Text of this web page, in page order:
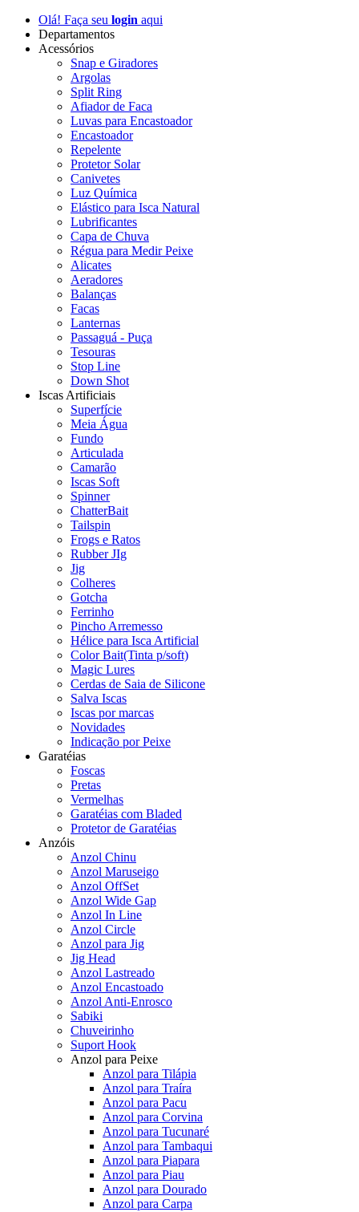
Olá! Faça seu login aqui
Departamentos
Acessórios
Snap e Giradores
Argolas
Split Ring
Afiador de Faca
Luvas para Encastoador
Encastoador
Repelente
Protetor Solar
Canivetes
Luz Química
Elástico para Isca Natural
Lubrificantes
Capa de Chuva
Régua para Medir Peixe
Alicates
Aeradores
Balanças
Facas
Lanternas
Passaguá - Puça
Tesouras
Stop Line
Down Shot
Iscas Artificiais
Superfície
Meia Água
Fundo
Articulada
Camarão
Iscas Soft
Spinner
ChatterBait
Tailspin
Frogs e Ratos
Rubber JIg
Jig
Colheres
Gotcha
Ferrinho
Pincho Arremesso
Hélice para Isca Artificial
Color Bait(Tinta p/soft)
Magic Lures
Cerdas de Saia de Silicone
Salva Iscas
Iscas por marcas
Novidades
Indicação por Peixe
Garatéias
Foscas
Pretas
Vermelhas
Garatéias com Bladed
Protetor de Garatéias
Anzóis
Anzol Chinu
Anzol Maruseigo
Anzol OffSet
Anzol Wide Gap
Anzol In Line
Anzol Circle
Anzol para Jig
Jig Head
Anzol Lastreado
Anzol Encastoado
Anzol Anti-Enrosco
Sabiki
Chuveirinho
Suport Hook
Anzol para Peixe
Anzol para Tilápia
Anzol para Traíra
Anzol para Pacu
Anzol para Corvina
Anzol para Tucunaré
Anzol para Tambaqui
Anzol para Piapara
Anzol para Piau
Anzol para Dourado
Anzol para Carpa